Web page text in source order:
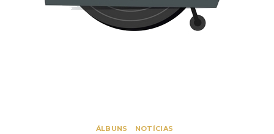
ÁLBUNS NOTÍCIAS